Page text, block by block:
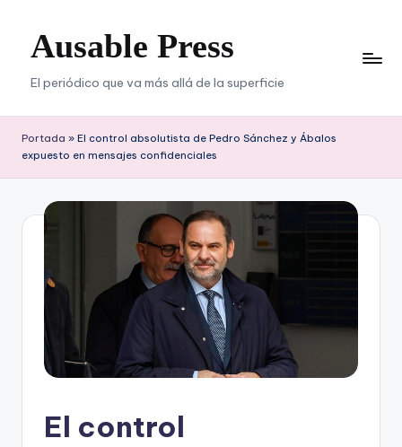
contenido
Ausable Press
El periódico que va más allá de la superficie
Portada » El control absolutista de Pedro Sánchez y Ábalos
expuesto en mensajes confidenciales
El control